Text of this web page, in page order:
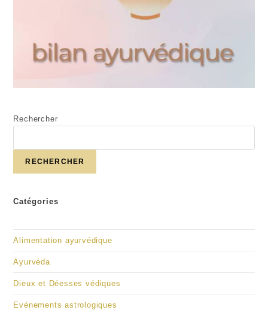
Rechercher
RECHERCHER
Catégories
Alimentation ayurvédique
Ayurvéda
Dieux et Déesses védiques
Evénements astrologiques